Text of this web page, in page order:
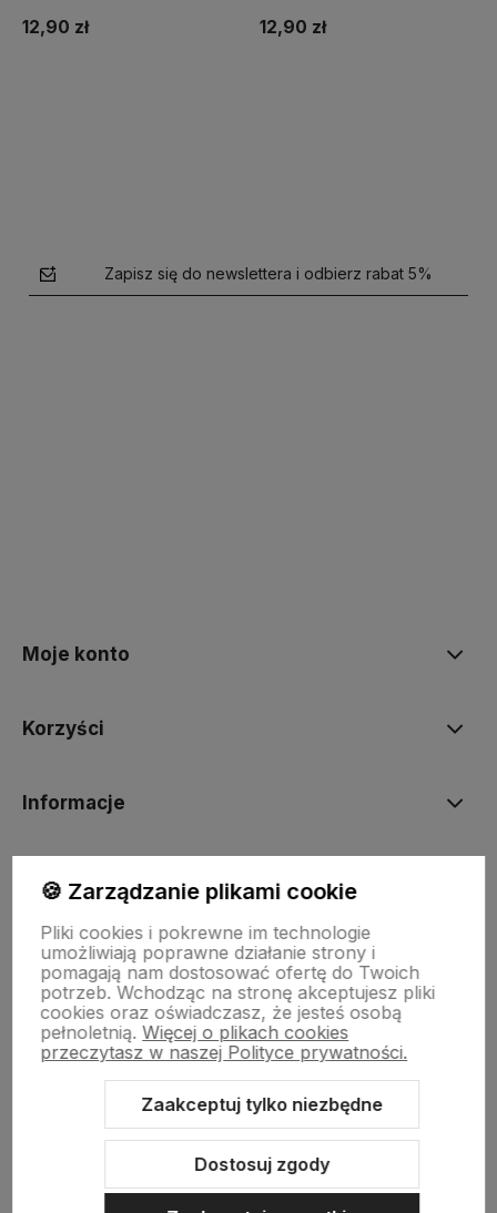
12,90 zł 12,90 zł
Zapisz się do newslettera i odbierz rabat 5%
Moje konto
Korzyści
Informacje
BORN2VAPE.PL
Born To Vape|| Różana 2, 21-025 Niemce woj. lubelskie
NIP: 7141861133 || E:kontakt@born2vape.plT:665 744 477
by szoperski.pl
🍪 Zarządzanie plikami cookie
Pliki cookies i pokrewne im technologie
umożliwiają poprawne działanie strony i
pomagają nam dostosować ofertę do Twoich
potrzeb. Wchodząc na stronę akceptujesz pliki
cookies oraz oświadczasz, że jesteś osobą
pełnoletnią. Więcej o plikach cookies
przeczytasz w naszej Polityce prywatności.
Zaakceptuj tylko niezbędne
Dostosuj zgody